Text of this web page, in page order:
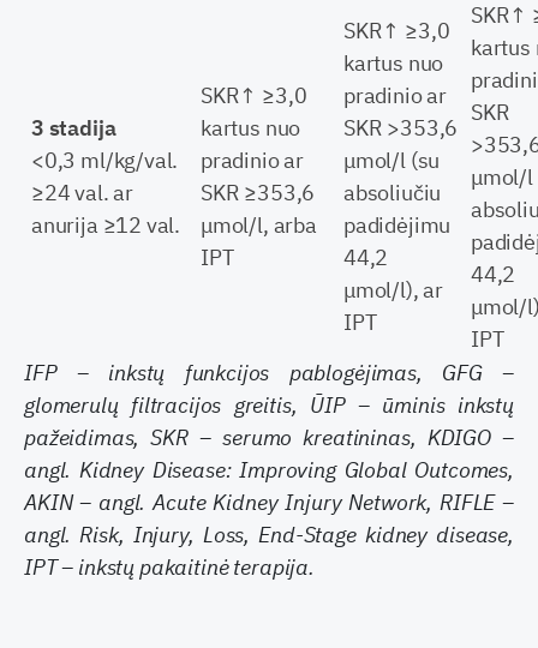
3 stadija
<0,3 ml/kg/val.
≥24 val. ar
anurija ≥12 val.
SKR↑ ≥3,0
kartus nuo
pradinio ar
SKR ≥353,6
μmol/l, arba
IPT
SKR↑ ≥3,0
kartus nuo
pradinio ar
SKR >353,6
μmol/l (su
absoliučiu
padidėjimu
44,2
μmol/l), ar
IPT
SKR↑
kartus
SKR
μmol/l
44,2
μmol/
IPT
IFP – inkstų funkcijos pablogėjimas, GFG –
glomerulų filtracijos greitis, ŪIP – ūminis inkstų
pažeidimas, SKR – serumo kreatininas, KDIGO –
angl. Kidney Disease: Improving Global Outcomes,
AKIN – angl. Acute Kidney Injury Network, RIFLE –
angl. Risk, Injury, Loss, End-Stage kidney disease,
IPT – inkstų pakaitinė terapija.